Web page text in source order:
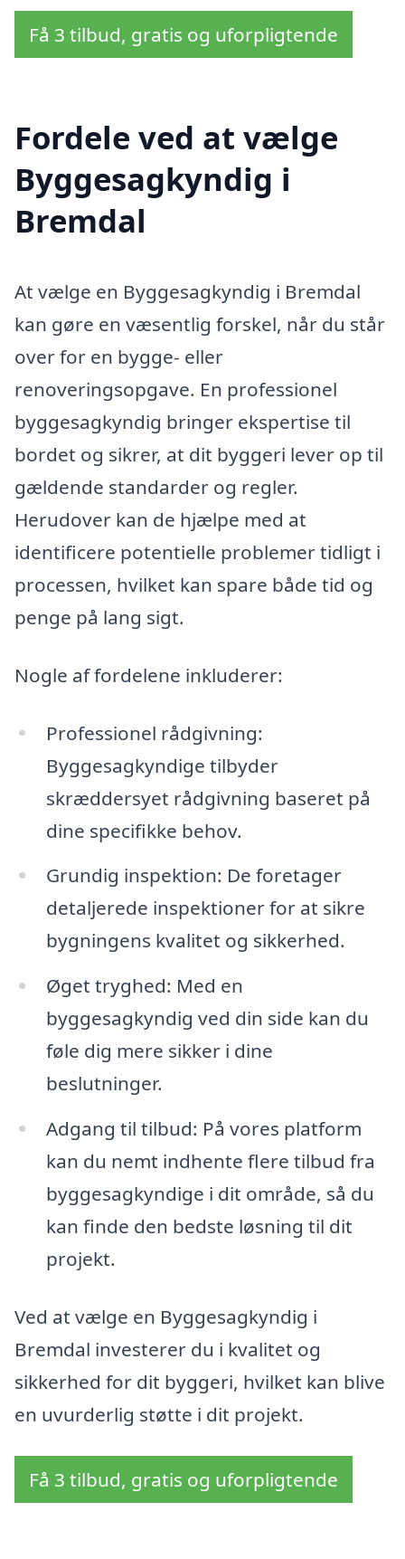
Få 3 tilbud, gratis og uforpligtende
Fordele ved at vælge
Byggesagkyndig i
Bremdal
At vælge en Byggesagkyndig i Bremdal
kan gøre en væsentlig forskel, når du står
over for en bygge- eller
renoveringsopgave. En professionel
byggesagkyndig bringer ekspertise til
bordet og sikrer, at dit byggeri lever op til
gældende standarder og regler.
Herudover kan de hjælpe med at
identificere potentielle problemer tidligt i
processen, hvilket kan spare både tid og
penge på lang sigt.
Nogle af fordelene inkluderer:
Professionel rådgivning:
Byggesagkyndige tilbyder
skræddersyet rådgivning baseret på
dine specifikke behov.
Grundig inspektion: De foretager
detaljerede inspektioner for at sikre
bygningens kvalitet og sikkerhed.
Øget tryghed: Med en
byggesagkyndig ved din side kan du
føle dig mere sikker i dine
beslutninger.
Adgang til tilbud: På vores platform
kan du nemt indhente flere tilbud fra
byggesagkyndige i dit område, så du
kan finde den bedste løsning til dit
projekt.
Ved at vælge en Byggesagkyndig i
Bremdal investerer du i kvalitet og
sikkerhed for dit byggeri, hvilket kan blive
en uvurderlig støtte i dit projekt.
Få 3 tilbud, gratis og uforpligtende